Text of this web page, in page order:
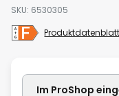
springen
SKU 6530305
Produktdatenblatt
Im ProShop